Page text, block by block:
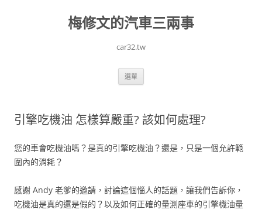
梅修文的汽車三兩事
car32.tw
選單
引擎吃機油 怎樣算嚴重? 該如何處理?
您的車會吃機油嗎？是真的引擎吃機油？還是，只是一個允許範
圍內的消耗？
感謝 Andy 老爹的邀請，討論這個惱人的話題，讓我們告訴你，
吃機油是真的還是假的？以及如何正確的量測座車的引擎機油量